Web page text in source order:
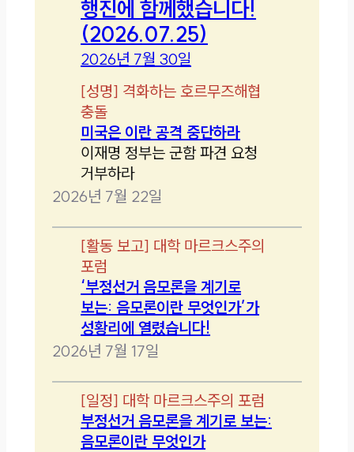
행진에 함께했습니다!
(2026.07.25)
2026년 7월 30일
[성명] 격화하는 호르무즈해협
충돌
미국은 이란 공격 중단하라
이재명 정부는 군함 파견 요청
거부하라
2026년 7월 22일
[활동 보고] 대학 마르크스주의
포럼
‘부정선거 음모론을 계기로
보는: 음모론이란 무엇인가’가
성황리에 열렸습니다!
2026년 7월 17일
[일정] 대학 마르크스주의 포럼
부정선거 음모론을 계기로 보는:
음모론이란 무엇인가